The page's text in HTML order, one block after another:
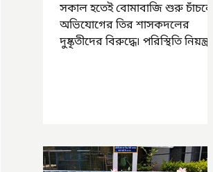
সকাল হতেই বোমাবাজি শুরু চাঁচলে৷
অভিযোগের তির শাসকদলের
দুষ্কৃতীদের বিরুদ্ধে৷ পরিস্থিতি নিয়ন্ত্রণে